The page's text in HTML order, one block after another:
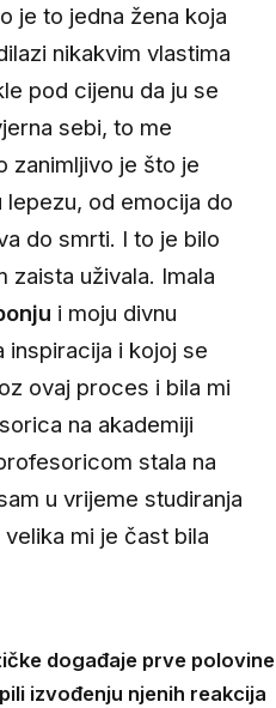
je to jedna žena koja
nikakvim vlastima
pod cijenu da ju se
sebi, to me
zanimljivo je što je
lepezu, od emocija do
do smrti. I to je bilo
uživala. Imala
i moju divnu
inspiracija i kojoj se
ovaj proces i bila mi
na akademiji
stala na
u vrijeme studiranja
mi je čast bila
događaje prve polovine
izvođenju njenih reakcija